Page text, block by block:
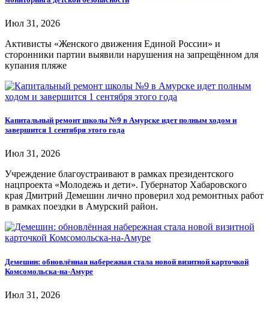
Июл 31, 2026
Активисты «Женского движения Единой России» и
сторонники партии выявили нарушения на запрещённом для
купания пляже
Капитальный ремонт школы №9 в Амурске идет полным ходом и
завершится 1 сентября этого года
Июл 31, 2026
Учреждение благоустраивают в рамках президентского
нацпроекта «Молодежь и дети». Губернатор Хабаровского
края Дмитрий Демешин лично проверил ход ремонтных работ
в рамках поездки в Амурский район.
Демешин: обновлённая набережная стала новой визитной карточкой
Комсомольска-на-Амуре
Июл 31, 2026